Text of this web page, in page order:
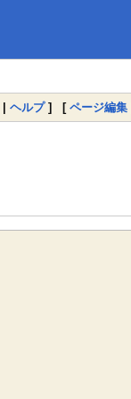
| ヘルプ] [ ページ編集